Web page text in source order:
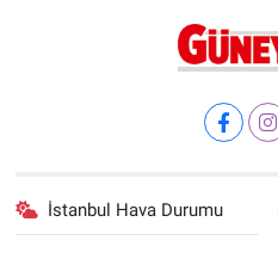
İstanbul Hava Durumu